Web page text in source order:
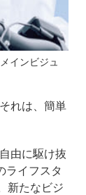
インビジュ
れは、簡単
由に駆け抜
ライフスタ
新たなビジ